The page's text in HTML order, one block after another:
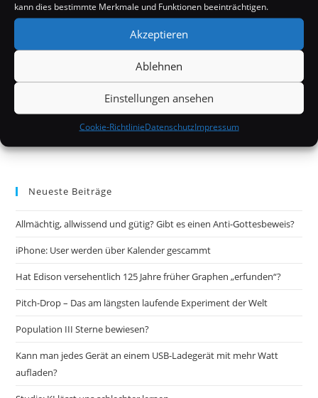
kann dies bestimmte Merkmale und Funktionen beeinträchtigen.
Akzeptieren
Ablehnen
Einstellungen ansehen
Cookie-RichtlinieDatenschutzImpressum
Neueste Beiträge
Allmächtig, allwissend und gütig? Gibt es einen Anti-Gottesbeweis?
iPhone: User werden über Kalender gescammt
Hat Edison versehentlich 125 Jahre früher Graphen „erfunden“?
Pitch-Drop – Das am längsten laufende Experiment der Welt
Population III Sterne bewiesen?
Kann man jedes Gerät an einem USB-Ladegerät mit mehr Watt
aufladen?